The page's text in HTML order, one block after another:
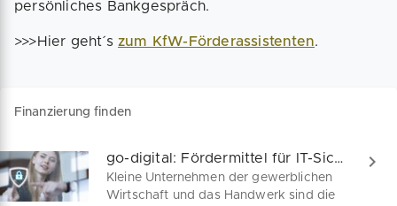
persönliches Bankgespräch.
>>>Hier geht´s zum KfW-Förderassistenten.
Finanzierung finden
go-digital: Fördermittel für IT-Sicherheit und digitale Geschäftsmodelle
Kleine Unternehmen der gewerblichen
Wirtschaft und das Handwerk sind die